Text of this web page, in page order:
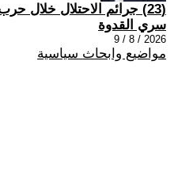
(23) جرائم الاحتلال خلال حرب الإبادة
سري القدوة
2026 / 8 / 9
مواضيع وابحاث سياسية